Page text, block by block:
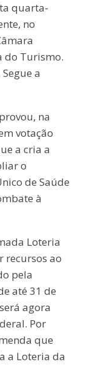
quarta-
no
do Turismo.
a
na
votação
a cria a
o
de Saúde
à
Loteria
recursos ao
pela
até 31 de
agora
Por
que
a Loteria da